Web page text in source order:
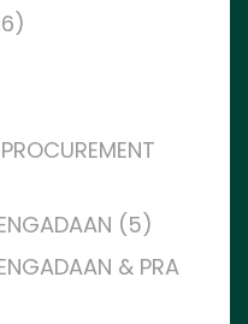
(5)
& PRA